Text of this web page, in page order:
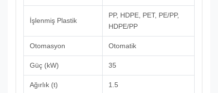
İşlenmiş Plastik
PP, HDPE, PET, PE/PP,
HDPE/PP
Otomasyon Otomatik
Güç (kW) 35
Ağırlık (t) 1.5